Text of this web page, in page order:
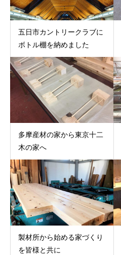
五日市カントリークラブに
ボトル棚を納めました
多摩産材の家から東京十二
木の家へ
製材所から始める家づくり
を皆様と共に